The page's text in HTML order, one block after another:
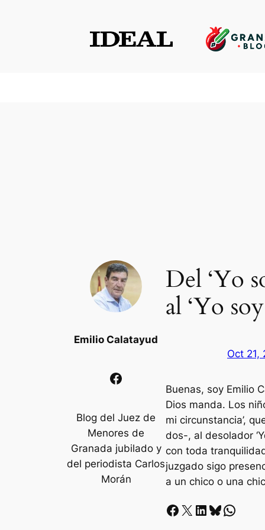
Emilio Calatayud
Facebook
Blog del Juez de
Menores de
Granada jubilado y
del periodista Carlos
Morán
Del ‘Yo
al ‘Yo
Oct 21,
Buenas, soy Emilio
Dios manda. Los
mi circunstancia’,
dos-, al desolador
con toda tranquilidad
juzgado sigo
a un chico o una
Facebook X LinkedIn Bluesky Whatsapp